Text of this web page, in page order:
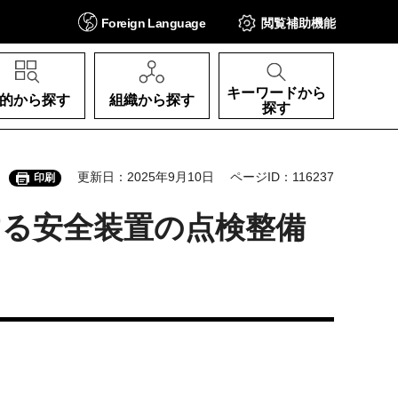
Foreign Language 閲覧補助機能
から探す 組織から探す
キーワードから
探す
印刷 更新日：2025年9月10日 ページID：116237
安全装置の点検整備